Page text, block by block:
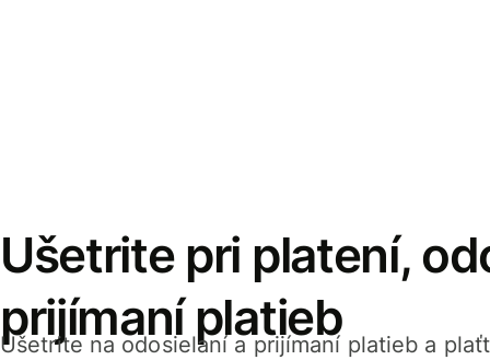
Ušetrite pri platení,
prijímaní platieb
Ušetrite na odosielaní a prijímaní platieb a